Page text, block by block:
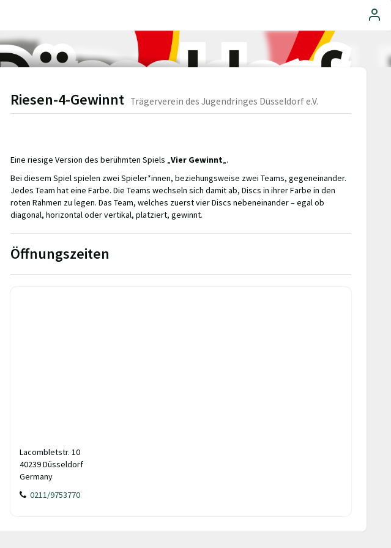
Riesen-4-Gewinnt Trägerverein des Jugendringes Düsseldorf e.V.
Eine riesige Version des berühmten Spiels „Vier Gewinnt„.
Bei diesem Spiel spielen zwei Spieler*innen, beziehungsweise zwei Teams, gegeneinander.
Jedes Team hat eine Farbe. Die Teams wechseln sich damit ab, Discs in ihrer Farbe in den
roten Rahmen zu legen. Das Team, welches zuerst vier Discs nebeneinander – egal ob
diagonal, horizontal oder vertikal, platziert, gewinnt.
Öffnungszeiten
Lacombletstr. 10
40239 Düsseldorf
Germany
0211/9753770